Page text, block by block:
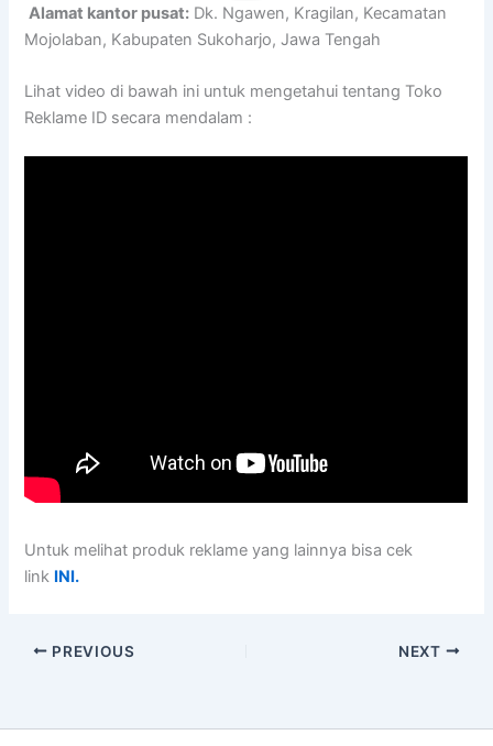
Alamat kantor pusat: Dk. Ngawen, Kragilan, Kecamatan
Mojolaban, Kabupaten Sukoharjo, Jawa Tengah
Lihat video di bawah ini untuk mengetahui tentang Toko
Reklame ID secara mendalam :
Untuk melihat produk reklame yang lainnya bisa cek
link INI.
PREVIOUS NEXT